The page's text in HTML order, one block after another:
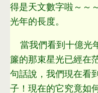
得是天文數字啦～～
光年的長度。
當我們看到十億光
簾的那束星光已經在
句話說 ， 我們現在看
子！現在的它究竟如